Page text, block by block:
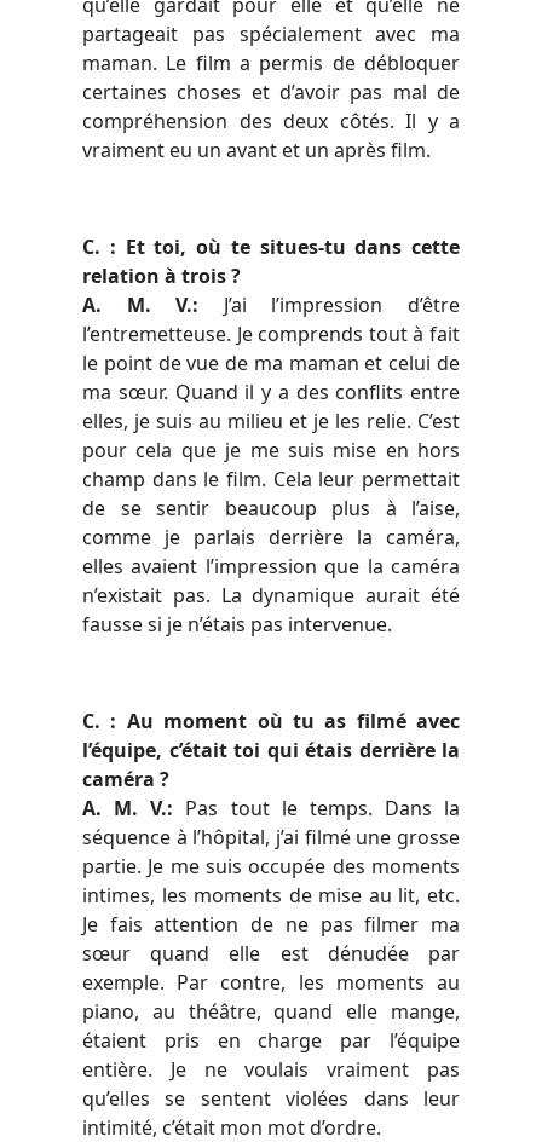
partageait pas spécialement avec ma
maman. Le film a permis de débloquer
certaines choses et d’avoir pas mal de
compréhension des deux côtés. Il y a
vraiment eu un avant et un après film.
C. : Et toi, où te situes-tu dans cette
relation à trois ?
A. M. V.: J’ai l’impression d’être
l’entremetteuse. Je comprends tout à fait
le point de vue de ma maman et celui de
ma sœur. Quand il y a des conflits entre
elles, je suis au milieu et je les relie. C’est
pour cela que je me suis mise en hors
champ dans le film. Cela leur permettait
de se sentir beaucoup plus à l’aise,
comme je parlais derrière la caméra,
elles avaient l’impression que la caméra
n’existait pas. La dynamique aurait été
fausse si je n’étais pas intervenue.
C. : Au moment où tu as filmé avec
l’équipe, c’était toi qui étais derrière la
caméra ?
A. M. V.: Pas tout le temps. Dans la
séquence à l’hôpital, j’ai filmé une grosse
partie. Je me suis occupée des moments
intimes, les moments de mise au lit, etc.
Je fais attention de ne pas filmer ma
sœur quand elle est dénudée par
exemple. Par contre, les moments au
piano, au théâtre, quand elle mange,
étaient pris en charge par l’équipe
entière. Je ne voulais vraiment pas
qu’elles se sentent violées dans leur
intimité, c’était mon mot d’ordre.